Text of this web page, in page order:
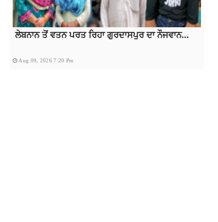
ਲੇਬਨਾਨ ਤੋਂ ਵਤਨ ਪਰਤ ਰਿਹਾ ਗੁਰਦਾਸਪੁਰ ਦਾ ਨੌਜਵਾਨ...
Aug 09, 2026 7:20 Pm